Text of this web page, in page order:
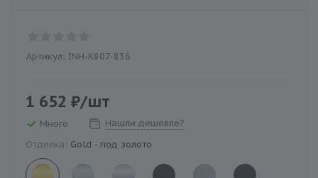
Артикул: INH-K807-836
1 652 ₽/шт
Много
Нашли дешевле?
Отделка: Gold - под золото